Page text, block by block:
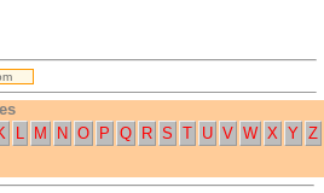
L M N O P Q R S T U V W X Y Z